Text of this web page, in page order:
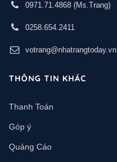
0971.71.4868 (Ms.Trang)
0258.654.2411
votrang@nhatrangtoday.vn
THÔNG TIN KHÁC
Thanh Toán
Góp ý
Quảng Cáo